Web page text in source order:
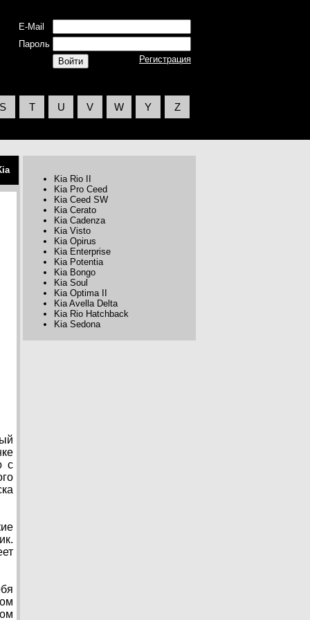
E-Mail
Пароль
Регистрация
S T U V W Y Z
с
Kia Rio II
Kia Pro Ceed
Kia Ceed SW
Kia Cerato
Kia Cadenza
Kia Visto
Kia Opirus
Kia Enterprise
Kia Potentia
Kia Bongo
Kia Soul
Kia Optima II
Kia Avella Delta
Kia Rio Hatchback
Kia Sedona